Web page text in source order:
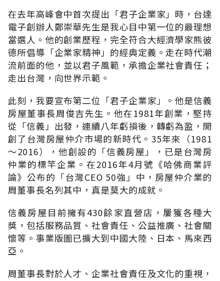
在去年高峰會中首次提出「君子企業家」時，台達
電子創辦人鄭崇華先生是我心目中第一位的最理想
當選人。他的創業歷程，完全符合大經濟學家熊彼
德所倡導「企業家精神」的經典定義。走在時代潮
流前面的他，並以君子風範，承擔企業社會責任；
走出台灣，向世界示範。
此刻，我要宣布第二位「君子企業家」。他是信義
房屋董事長周俊吉先生。他在1981年創業，堅持
從「信義」出發，連續八年虧損後，轉虧為盈，開
創了台灣房屋仲介市場的新時代。35年來（1981
～2016），他創設的「信義房屋」，已是台灣房
仲業的標竿企業。在2016年4月號《哈佛商業評
論》公布的「台灣CEO 50強」中，房屋仲介業的
周董事長名列其中，真是莫大的成就。
信義房屋目前擁有430餘家直營店，屢獲各種大
獎，包括服務品質、社會責任、公益推廣、社會關
懷等。事業版圖已擴大到中國大陸、日本、馬來西
亞。
周董事長對於人才、企業社會責任及文化的重視，